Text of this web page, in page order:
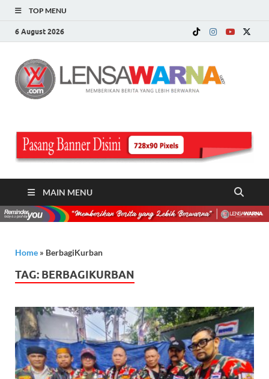
TOP MENU
6 August 2026
MAIN MENU
Home » BerbagiKurban
TAG: BERBAGIKURBAN